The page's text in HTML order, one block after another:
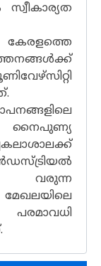
നൈപുണ്യ
വരുന്ന